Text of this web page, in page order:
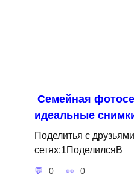
Семейная
идеальные
Поделитья с
сетях:1ПоделилсяВ
0 0